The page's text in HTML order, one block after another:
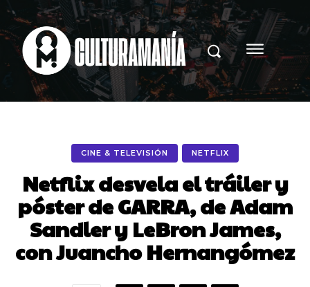
CINE & TELEVISIÓN NETFLIX
Netflix desvela el tráiler y
póster de GARRA, de Adam
Sandler y LeBron James,
con Juancho Hernangómez